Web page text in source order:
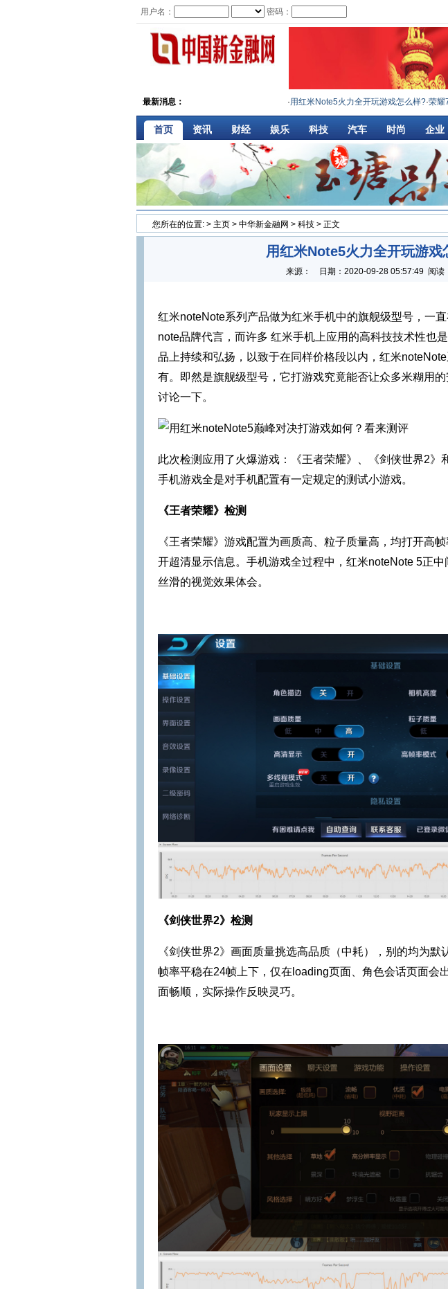
用户名： 密码：
最新消息： 用红米Note5火力全开玩游戏怎么样?·荣耀7i携手
首页 资讯 财经 娱乐 科技 汽车 时尚 企业
您所在的位置: > 主页 > 中华新金融网 > 科技 > 正文
用红米Note5火力全开玩游戏
来源： 日期： 2020-09-28 05:57:49 阅读
红米noteNote系列产品做为红米手机中的旗舰级型号，一
note品牌代言，而许多 红米手机上应用的高科技技术性也
品上持续和弘扬，以致于在同样价格段以内，红米
有。即然是旗舰级型号，它打游戏究竟能否让众多米糊用
讨论一下。
此次检测应用了火爆游戏：《王者荣耀》、《剑侠世界2》
手机游戏全是对手机配置有一定规定的测试小游戏。
《王者荣耀》检测
《王者荣耀》游戏配置为画质高、粒子质量高，均打开高
开超清显示信息。手机游戏全过程中，红米noteNote 5正
丝滑的视觉效果体会。
《剑侠世界2》检测
《剑侠世界2》画面质量挑选高品质（中耗），别的均为
帧率平稳在24帧上下，仅在loading页面、角色会话页面会
面畅顺，实际操作反映灵巧。